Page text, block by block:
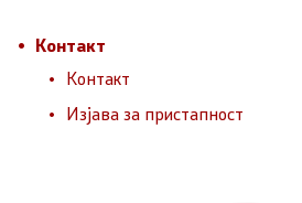
Изјава за пристапност
Контакт
Контакт
Изјава за пристапност